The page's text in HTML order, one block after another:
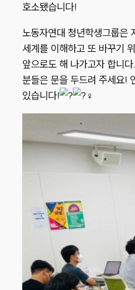
호소됐습니다!
노동자연대 청년학생그룹은
세계를 이해하고 또 바꾸기
앞으로도 해 나가고자 합니
분들은 문을 두드려 주세요!
있습니다!